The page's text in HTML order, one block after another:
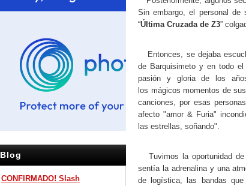
Sin embargo, el personal
“Última Cruzada de Z3”
Entonces, se dejaba
de Barquisimeto y en todo
pasión y gloria de los
los mágicos momentos de
canciones, por esas
afecto "amor & Furia"
las estrellas, soñando".
Tuvimos la oportunidad de
sentía la adrenalina y una
de logística, las bandas
Blog
CONFIRMADO! Slash